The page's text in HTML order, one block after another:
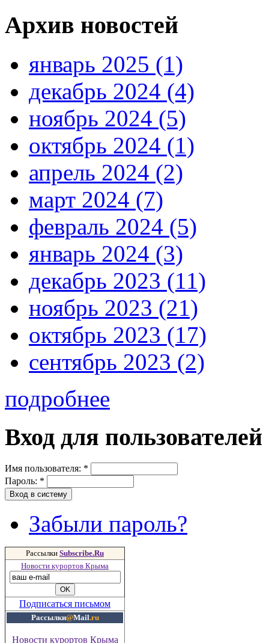
Архив новостей
январь 2025 (1)
декабрь 2024 (4)
ноябрь 2024 (5)
октябрь 2024 (1)
апрель 2024 (2)
март 2024 (7)
февраль 2024 (5)
январь 2024 (3)
декабрь 2023 (11)
ноябрь 2023 (21)
октябрь 2023 (17)
сентябрь 2023 (2)
подробнее
Вход для пользователей
Имя пользователя: *
Пароль: *
Забыли пароль?
Рассылки Subscribe.Ru
Новости курортов Крыма
Подписаться письмом
Рассылки@Mail.ru
Новости курортов Крыма